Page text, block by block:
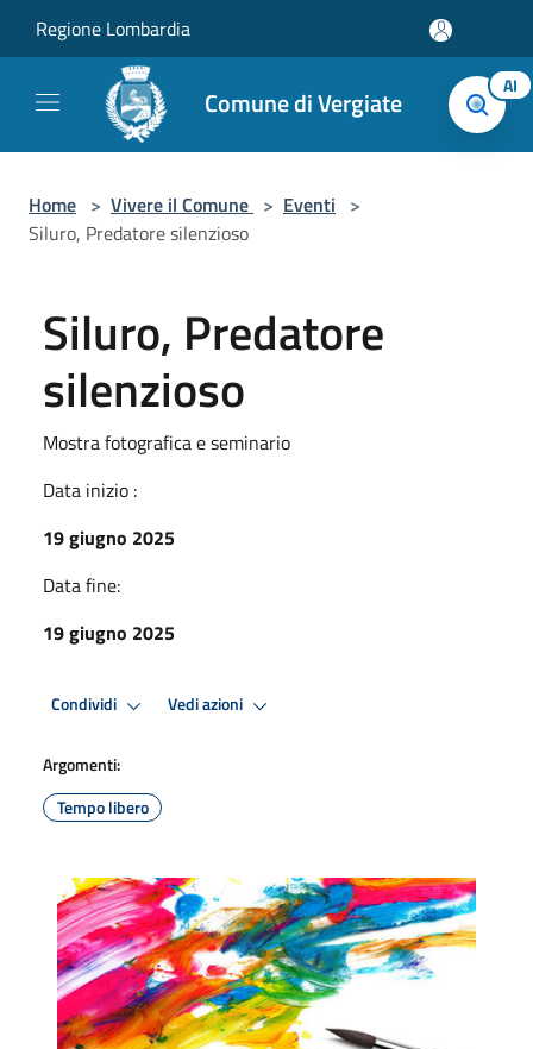
Regione Lombardia
Comune di Vergiate AI
Home > Vivere il Comune > Eventi >
Siluro, Predatore silenzioso
Siluro, Predatore
silenzioso
Mostra fotografica e seminario
Data inizio :
19 giugno 2025
Data fine:
19 giugno 2025
Condividi Vedi azioni
Argomenti:
Tempo libero